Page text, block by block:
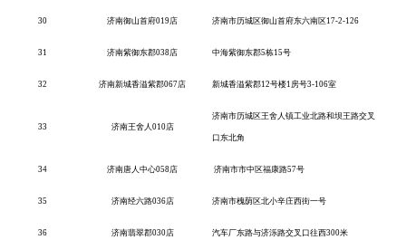
30 济南御山首府019店 济南市历城区御山首府东六南区17-2-126
31 济南紫御东郡038店 中海紫御东郡5栋15号
32 济南新城香溢紫郡067店 新城香溢紫郡12号楼1房号3-106室
33 济南王舍人 010店
济南市历城区王舍人镇工业北路和坝王路交叉
口东北角
34 济南唐人中心058店 济南市市中区福康路57号
35 济南经六路036店 济南市槐荫区北小辛庄西街一号
36 济南翡翠郡030店 汽车厂东路与济泺路交叉口往西300米